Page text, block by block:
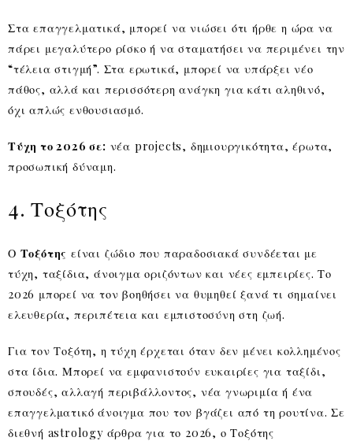
Στα επαγγελματικά, μπορεί να νιώσει ότι ήρθε η ώρα να
πάρει μεγαλύτερο ρίσκο ή να σταματήσει να περιμένει την
“τέλεια στιγμή”. Στα ερωτικά, μπορεί να υπάρξει νέο
πάθος, αλλά και περισσότερη ανάγκη για κάτι αληθινό,
όχι απλώς ενθουσιασμό.
Τύχη το 2026 σε: νέα projects, δημιουργικότητα, έρωτα,
προσωπική δύναμη.
4. Τοξότης
Ο Τοξότης είναι ζώδιο που παραδοσιακά συνδέεται με
τύχη, ταξίδια, άνοιγμα οριζόντων και νέες εμπειρίες. Το
2026 μπορεί να τον βοηθήσει να θυμηθεί ξανά τι σημαίνει
ελευθερία, περιπέτεια και εμπιστοσύνη στη ζωή.
Για τον Τοξότη, η τύχη έρχεται όταν δεν μένει κολλημένος
στα ίδια. Μπορεί να εμφανιστούν ευκαιρίες για ταξίδι,
σπουδές, αλλαγή περιβάλλοντος, νέα γνωριμία ή ένα
επαγγελματικό άνοιγμα που τον βγάζει από τη ρουτίνα. Σε
διεθνή astrology άρθρα για το 2026, ο Τοξότης